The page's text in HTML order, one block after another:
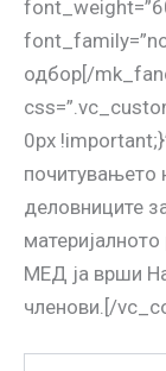
одбор[/
0px
почитувањето
деловниците
МЕД ја врши
членови.[/